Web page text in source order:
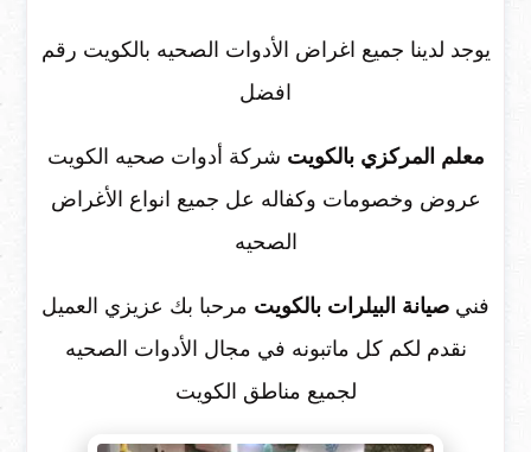
يوجد لدينا جميع اغراض الأدوات الصحيه بالكويت رقم
افضل
معلم المركزي بالكويت شركة أدوات صحيه الكويت
عروض وخصومات وكفاله عل جميع انواع الأغراض
الصحيه
فني صيانة البيلرات بالكويت مرحبا بك عزيزي العميل
نقدم لكم كل ماتبونه في مجال الأدوات الصحيه
لجميع مناطق الكويت